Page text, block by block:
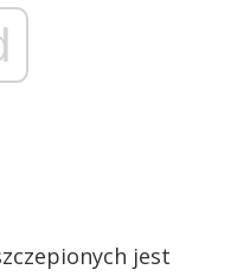
jest